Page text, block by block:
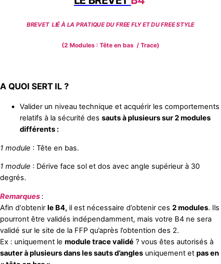
BREVET LIÉ À LA PRATIQUE DU FREE FLY ET DU FREE STYLE
(2 Modules : Tête en bas / Trace)
A QUOI SERT IL ?
Valider un niveau technique et acquérir les comportements
relatifs à la sécurité des sauts à plusieurs sur 2 modules
différents :
1 module : Tête en bas.
1 module : Dérive face sol et dos avec angle supérieur à 30
degrés.
Remarques :
Afin d‘obtenir le B4, il est nécessaire d’obtenir ces 2 modules. Ils
pourront être validés indépendamment, mais votre B4 ne sera
validé sur le site de la FFP qu’après l’obtention des 2.
Ex : uniquement le module trace validé ? vous êtes autorisés à
sauter à plusieurs dans les sauts d’angles uniquement et pas en